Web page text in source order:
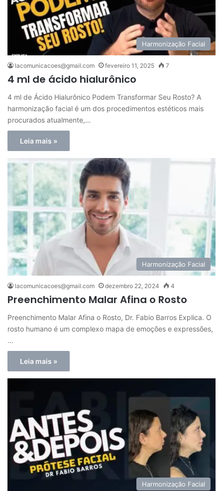
Harmonização Facial
lacomunicacoes@gmail.com fevereiro 11, 2025 7
4 ml de ácido hialurônico
4 ml de Ácido Hialurônico Podem Transformar Seu Rosto? A
harmonização facial é um dos procedimentos estéticos mais
procurados atualmente,…
Leia mais »
Harmonização Facial
lacomunicacoes@gmail.com dezembro 22, 2024 4
Preenchimento Malar Afina o Rosto
Preenchimento Malar Afina o Rosto, Dr. Fabio Barros Explica. O
rosto humano é um complexo mapa de emoções e expressões,
…
Leia mais »
Harmonização Facial